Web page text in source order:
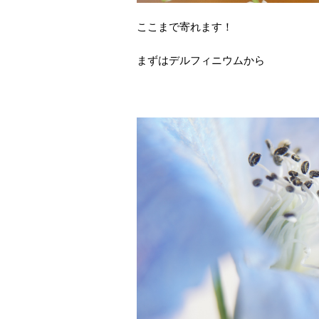
ここまで寄れます！
まずはデルフィニウムから